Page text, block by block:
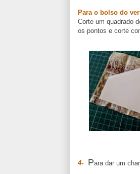
Para o bolso do
Corte um quadrado
os pontos e corte
4- Para dar um